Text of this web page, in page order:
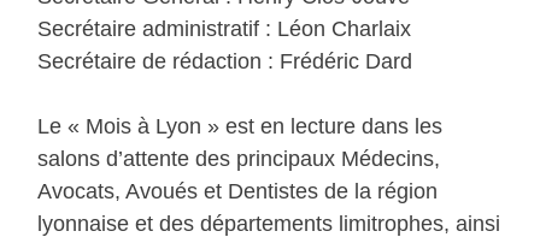
Secrétaire administratif : Léon Charlaix
Secrétaire de rédaction : Frédéric Dard
Le « Mois à Lyon » est en lecture dans les
salons d’attente des principaux Médecins,
Avocats, Avoués et Dentistes de la région
lyonnaise et des départements limitrophes, ainsi